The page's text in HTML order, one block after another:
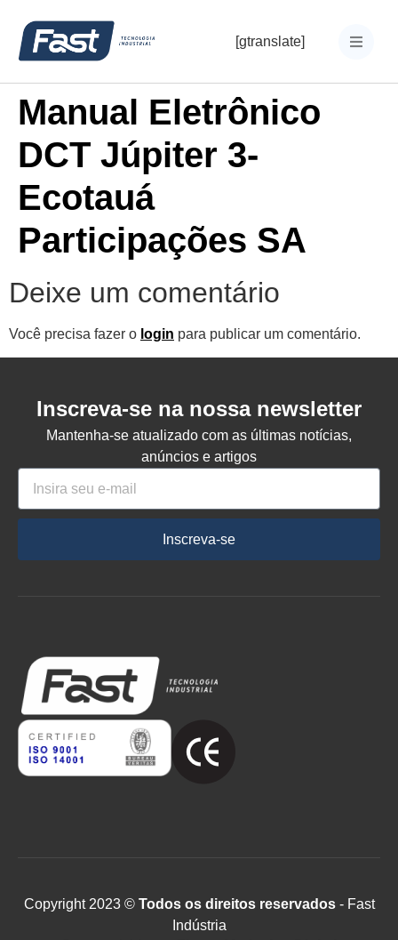
[gtranslate]
Manual Eletrônico
DCT Júpiter 3-
Ecotauá
Participações SA
Deixe um comentário
Você precisa fazer o login para publicar um comentário.
Inscreva-se na nossa newsletter
Mantenha-se atualizado com as últimas notícias,
anúncios e artigos
Inscreva-se
Copyright 2023 ©Todos os direitos reservados- Fast
Indústria